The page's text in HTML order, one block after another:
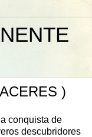
)
conquista de
descubridores